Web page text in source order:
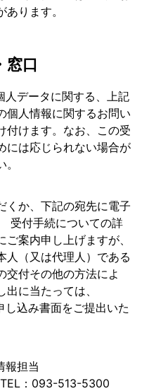
ります。
窓口
人データに関する、上記
個人情報に関するお問い
付けます。なお、この受
には応じられない場合が
くか、下記の宛先に電子
受付手続についての詳
案内申し上げますが、
人（又は代理人）である
交付その他の方法によ
に当たっては、
し込み書面をご提出いた
報担当
：093-513-5300